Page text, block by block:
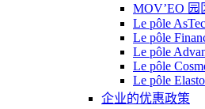
MOV’EO 园
Le pôle
Le pôle
Le pôle
Le pôle
Le pôle
企业的优惠政策